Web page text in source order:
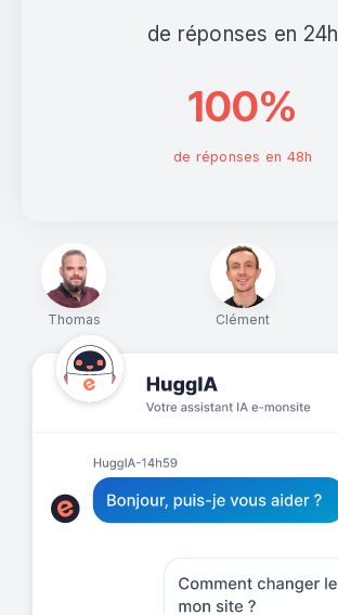
Thomas Clément
de réponses en 24h
100%
de réponses en 48h